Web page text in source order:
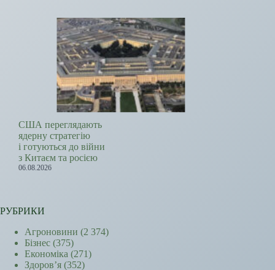
США переглядають
ядерну стратегію
і готуються до війни
з Китаєм та росією
06.08.2026
РУБРИКИ
Агроновини (2 374)
Бізнес (375)
Економіка (271)
Здоров’я (352)